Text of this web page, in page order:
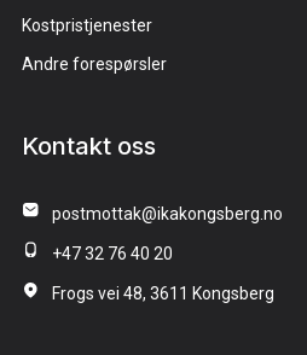
Kostpristjenester
Andre forespørsler
Kontakt oss
postmottak@ikakongsberg.no
+47 32 76 40 20
Frogs vei 48, 3611 Kongsberg